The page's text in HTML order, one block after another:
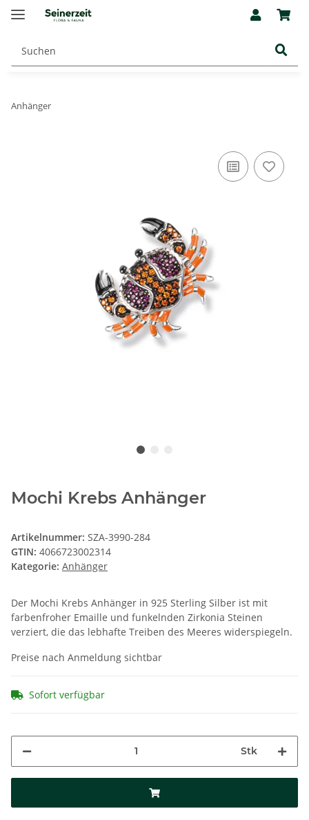
Anhänger
Mochi Krebs Anhänger
Artikelnummer: SZA-3990-284
GTIN: 4066723002314
Kategorie: Anhänger
Der Mochi Krebs Anhänger in 925 Sterling Silber ist mit
farbenfroher Emaille und funkelnden Zirkonia Steinen
verziert, die das lebhafte Treiben des Meeres widerspiegeln.
Preise nach Anmeldung sichtbar
Sofort verfügbar
Stk